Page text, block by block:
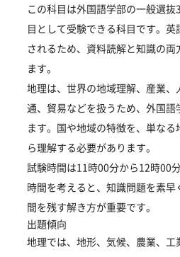
この科目は外国語学部の一般選
目として受験できる科目です。
されるため、資料読解と知識の
ます。
地理は、世界の地域理解、産業、
通、貿易などを扱うため、外国語
ます。国や地域の特徴を、単な
ら理解する必要があります。
試験時間は11時00分から12時00
時間を考えると、知識問題を素
間を残す解き方が重要です。
出題傾向
地理では、地形、気候、農業、工